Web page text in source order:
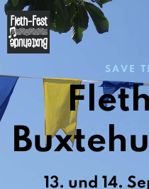
SAVE
13. und 14.